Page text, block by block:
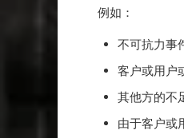
例如：
不可抗力事
客户或用户
其他方的不
由于客户或